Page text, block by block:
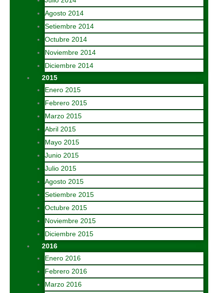
Agosto 2014
Setiembre 2014
Octubre 2014
Noviembre 2014
Diciembre 2014
2015
Enero 2015
Febrero 2015
Marzo 2015
Abril 2015
Mayo 2015
Junio 2015
Julio 2015
Agosto 2015
Setiembre 2015
Octubre 2015
Noviembre 2015
Diciembre 2015
2016
Enero 2016
Febrero 2016
Marzo 2016